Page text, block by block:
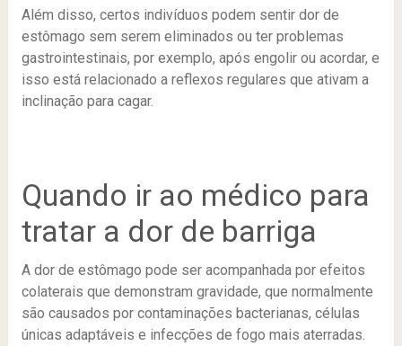
Além disso, certos indivíduos podem sentir dor de
estômago sem serem eliminados ou ter problemas
gastrointestinais, por exemplo, após engolir ou acordar, e
isso está relacionado a reflexos regulares que ativam a
inclinação para cagar.
Quando ir ao médico para
tratar a dor de barriga
A dor de estômago pode ser acompanhada por efeitos
colaterais que demonstram gravidade, que normalmente
são causados ​​por contaminações bacterianas, células
únicas adaptáveis ​​e infecções de fogo mais aterradas.